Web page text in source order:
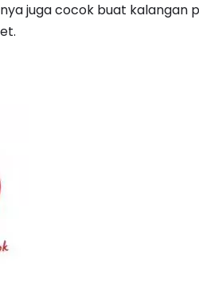
juga cocok buat kalangan